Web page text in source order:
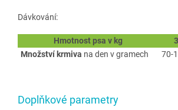
Dávkování:
Hmotnost psa v kg
Množství krmiva na den v gramech 70-
Doplňkové parametry